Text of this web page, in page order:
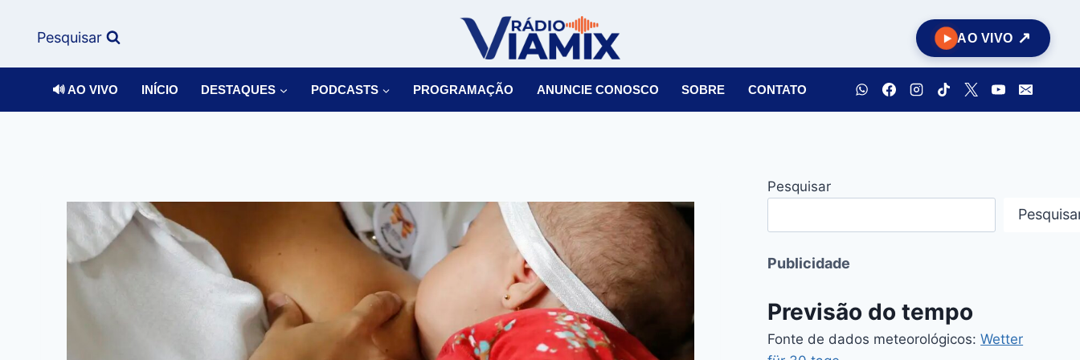
Pesquisar AO VIVO
🔊 AO VIVO INÍCIO DESTAQUES PODCASTS PROGRAMAÇÃO ANUNCIE CONOSCO SOBRE CONTATO
Pesquisar
Publicidade
Previsão do tempo
Fonte de dados meteorológicos:Wetter